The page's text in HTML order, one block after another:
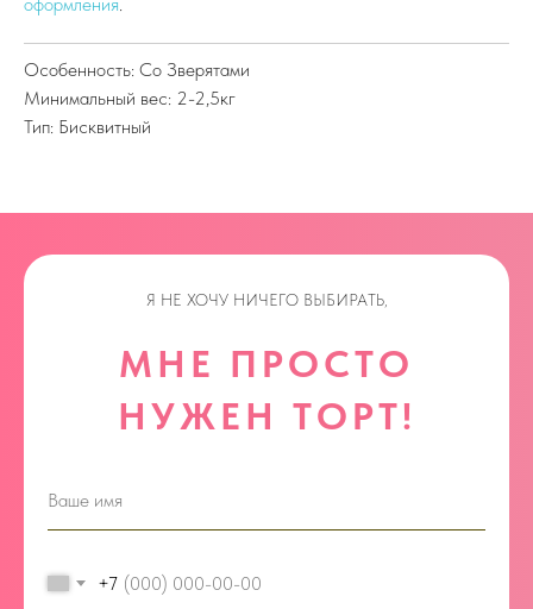
Особенность: Со Зверятами
Минимальный вес: 2-2,5кг
Тип: Бисквитный
Я НЕ ХОЧУ НИЧЕГО ВЫБИРАТЬ,
МНЕ ПРОСТО
НУЖЕН ТОРТ!
+7